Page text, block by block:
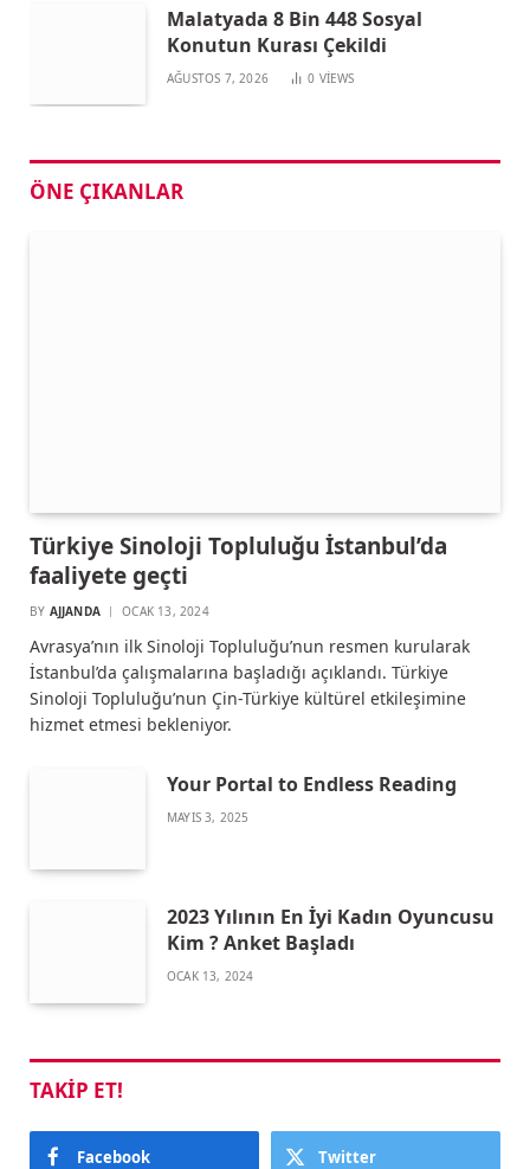
Malatyada 8 Bin 448 Sosyal
Konutun Kurası Çekildi
AĞUSTOS 7, 2026 0 VIEWS
ÖNE ÇIKANLAR
Türkiye Sinoloji Topluluğu İstanbul’da
faaliyete geçti
BY AJJANDA OCAK 13, 2024
Avrasya’nın ilk Sinoloji Topluluğu’nun resmen kurularak
İstanbul’da çalışmalarına başladığı açıklandı. Türkiye
Sinoloji Topluluğu’nun Çin-Türkiye kültürel etkileşimine
hizmet etmesi bekleniyor.
Your Portal to Endless Reading
MAYIS 3, 2025
2023 Yılının En İyi Kadın Oyuncusu
Kim ? Anket Başladı
OCAK 13, 2024
TAKIP ET!
Facebook Twitter